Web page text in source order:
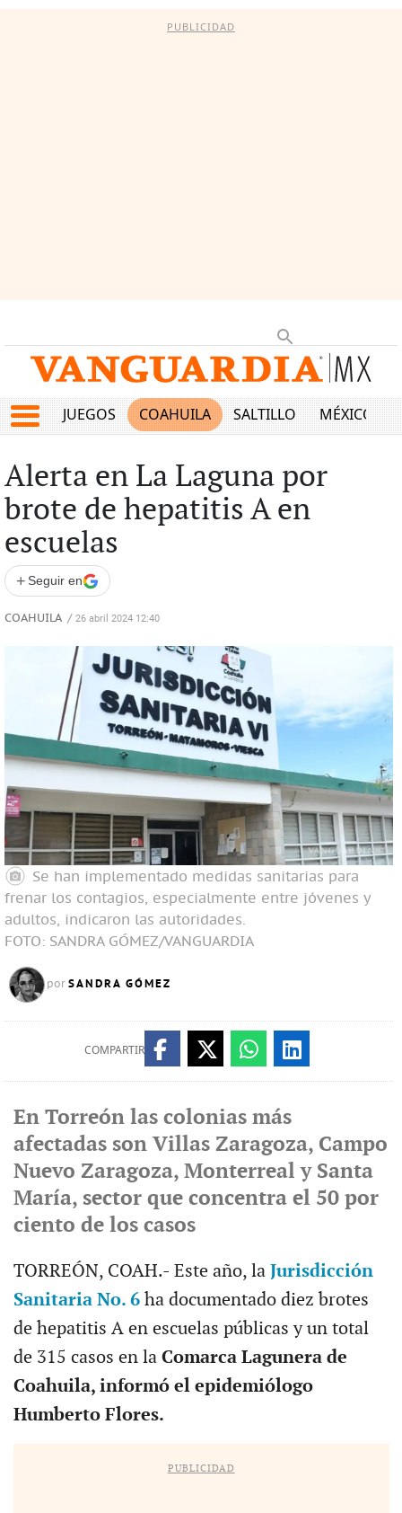
PUBLICIDAD
JUEGOS COAHUILA SALTILLO MÉXICO
Alerta en La Laguna por
brote de hepatitis A en
escuelas
+ Seguir en
COAHUILA / 26 abril 2024 12:40
Se han implementado medidas sanitarias para
frenar los contagios, especialmente entre jóvenes y
adultos, indicaron las autoridades.
FOTO: SANDRA GÓMEZ/VANGUARDIA
por SANDRA GÓMEZ
COMPARTIR
En Torreón las colonias más
afectadas son Villas Zaragoza, Campo
Nuevo Zaragoza, Monterreal y Santa
María, sector que concentra el 50 por
ciento de los casos
TORREÓN, COAH.- Este año, la Jurisdicción
Sanitaria No. 6ha documentado diez brotes
de hepatitis A en escuelas públicas y un total
de 315 casos en laComarca Lagunera de
Coahuila, informó el epidemiólogo
Humberto Flores.
PUBLICIDAD